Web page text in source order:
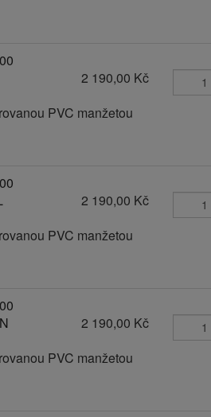
2 190,00 Kč
PVC manžetou
2 190,00 Kč
PVC manžetou
2 190,00 Kč
PVC manžetou